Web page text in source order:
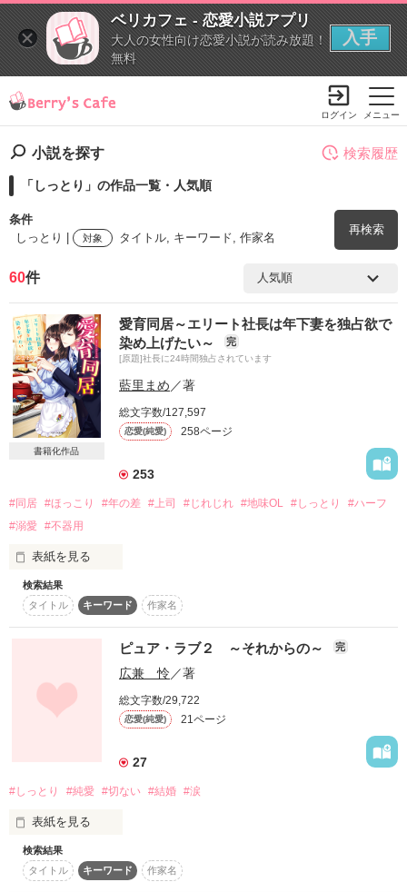
ベリカフェ - 恋愛小説アプリ
大人の女性向け恋愛小説が読み放題！
無料
入手
メニュー
ログイン
小説を探す
「しっとり」の作品一覧・人気順
条件
しっとり |
対象 タイトル, キーワード, 作家名
再検索
検索ワード
を含む
詳しく検索
検索対象
キーワード
あらすじ
ジャンル
感想
全て 完結 更新中
作品の長さ 長編 中編
賞」ベリーズカフェ会場
検索履歴
60件
書籍化作品
愛育同居～エリート社長は年下妻を独占欲で
染め上げたい～
完
[原題]社長に24時間独占されています
藍里まめ ／著
総文字数/127,597
恋愛(純愛) 258ページ
253
#同居 #ほっこり #年の差 #上司 #じれじれ #地味OL #しっとり
#ハーフ
#溺愛 #不器用
表紙を見る
＊改稿前の文章です。文庫には書き下ろし番外編がついていま
す。
おんぼろ下宿屋の住人、桐島さんは、灰青色の瞳をしたベルギ
ー系ハーフの日本人。
下宿屋廃業の危機に陥った私に、彼は小切手を取り出して、
「紫陽花荘を売ってください」と微笑んだ。
てっきり、お金がないからここに住んでいると思っていたの
私に家と職と愛を与えてくれたのは、頼りがいのある優しい手
をした、極上の紳士でした。
検索結果
タイトル
キーワード 作家名
ピュア・ラブ２ ～それからの～ 完
広兼 怜 ／著
総文字数/29,722
恋愛(純愛) 21ページ
27
#しっとり #純愛 #切ない #結婚 #涙
表紙を見る
ピュア・ラブ。その後の二人を執筆しました。
短編完結です。
検索結果
タイトル
キーワード 作家名